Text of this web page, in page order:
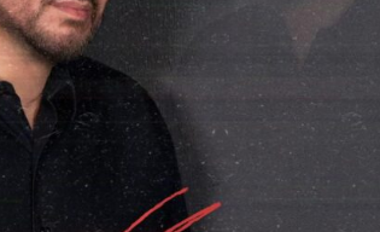
– Ξέρεις Πολλούς